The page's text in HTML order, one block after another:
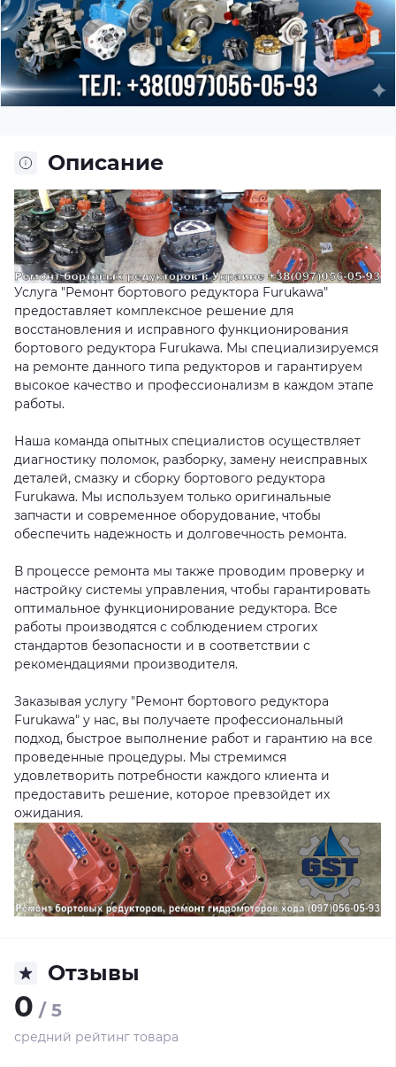
Описание
Услуга "Ремонт бортового редуктора Furukawa"
предоставляет комплексное решение для
восстановления и исправного функционирования
бортового редуктора Furukawa. Мы специализируемся
на ремонте данного типа редукторов и гарантируем
высокое качество и профессионализм в каждом этапе
работы.
Наша команда опытных специалистов осуществляет
диагностику поломок, разборку, замену неисправных
деталей, смазку и сборку бортового редуктора
Furukawa. Мы используем только оригинальные
запчасти и современное оборудование, чтобы
обеспечить надежность и долговечность ремонта.
В процессе ремонта мы также проводим проверку и
настройку системы управления, чтобы гарантировать
оптимальное функционирование редуктора. Все
работы производятся с соблюдением строгих
стандартов безопасности и в соответствии с
рекомендациями производителя.
Заказывая услугу "Ремонт бортового редуктора
Furukawa" у нас, вы получаете профессиональный
подход, быстрое выполнение работ и гарантию на все
проведенные процедуры. Мы стремимся
удовлетворить потребности каждого клиента и
предоставить решение, которое превзойдет их
ожидания.
Отзывы
0 / 5
средний рейтинг товара